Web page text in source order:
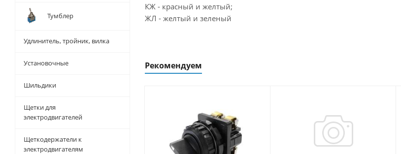
КЖ - красный и желтый;
ЖЛ - желтый и зеленый
Рекомендуем
Тумблер
Удлинитель, тройник, вилка
Установочные
Шильдики
Щетки для
электродвигателей
Щеткодержатели к
электродвигателям